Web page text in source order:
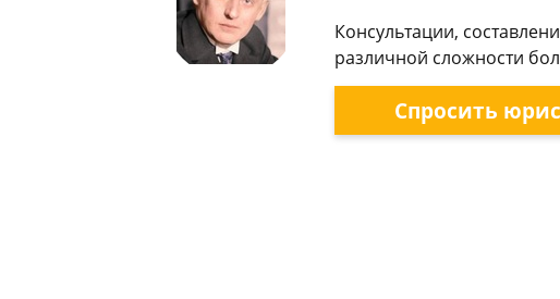
Консультации,
различной сложности
Спросить